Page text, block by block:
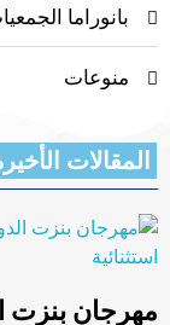
بانوراما
منوعات
المقالات
مهرجان بنزت